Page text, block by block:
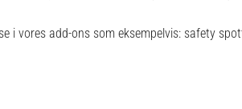
i vores add-ons som eksempelvis: safety